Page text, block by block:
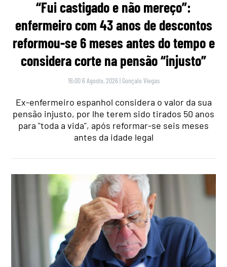
“Fui castigado e não mereço”:
enfermeiro com 43 anos de descontos
reformou-se 6 meses antes do tempo e
considera corte na pensão “injusto”
16:00 6 Agosto, 2026 | Gonçalo Viegas
Ex-enfermeiro espanhol considera o valor da sua
pensão injusto, por lhe terem sido tirados 50 anos
para "toda a vida", após reformar-se seis meses
antes da idade legal